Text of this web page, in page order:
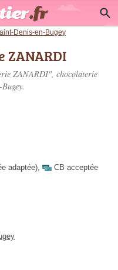
Denis-en-Bugey
ZANARDI
ZANARDI", chocolaterie
adaptée), CB acceptée